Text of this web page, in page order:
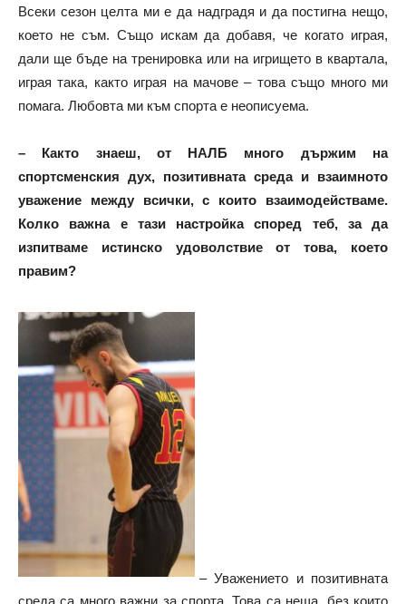
Всеки сезон целта ми е да надградя и да постигна нещо,
което не съм. Също искам да добавя, че когато играя,
дали ще бъде на тренировка или на игрището в квартала,
играя така, както играя на мачове – това също много ми
помага. Любовта ми към спорта е неописуема.
– Както знаеш, от НАЛБ много държим на
спортсменския дух, позитивната среда и взаимното
уважение между всички, с които взаимодействаме.
Колко важна е тази настройка според теб, за да
изпитваме истинско удоволствие от това, което
правим?
– Уважението и позитивната